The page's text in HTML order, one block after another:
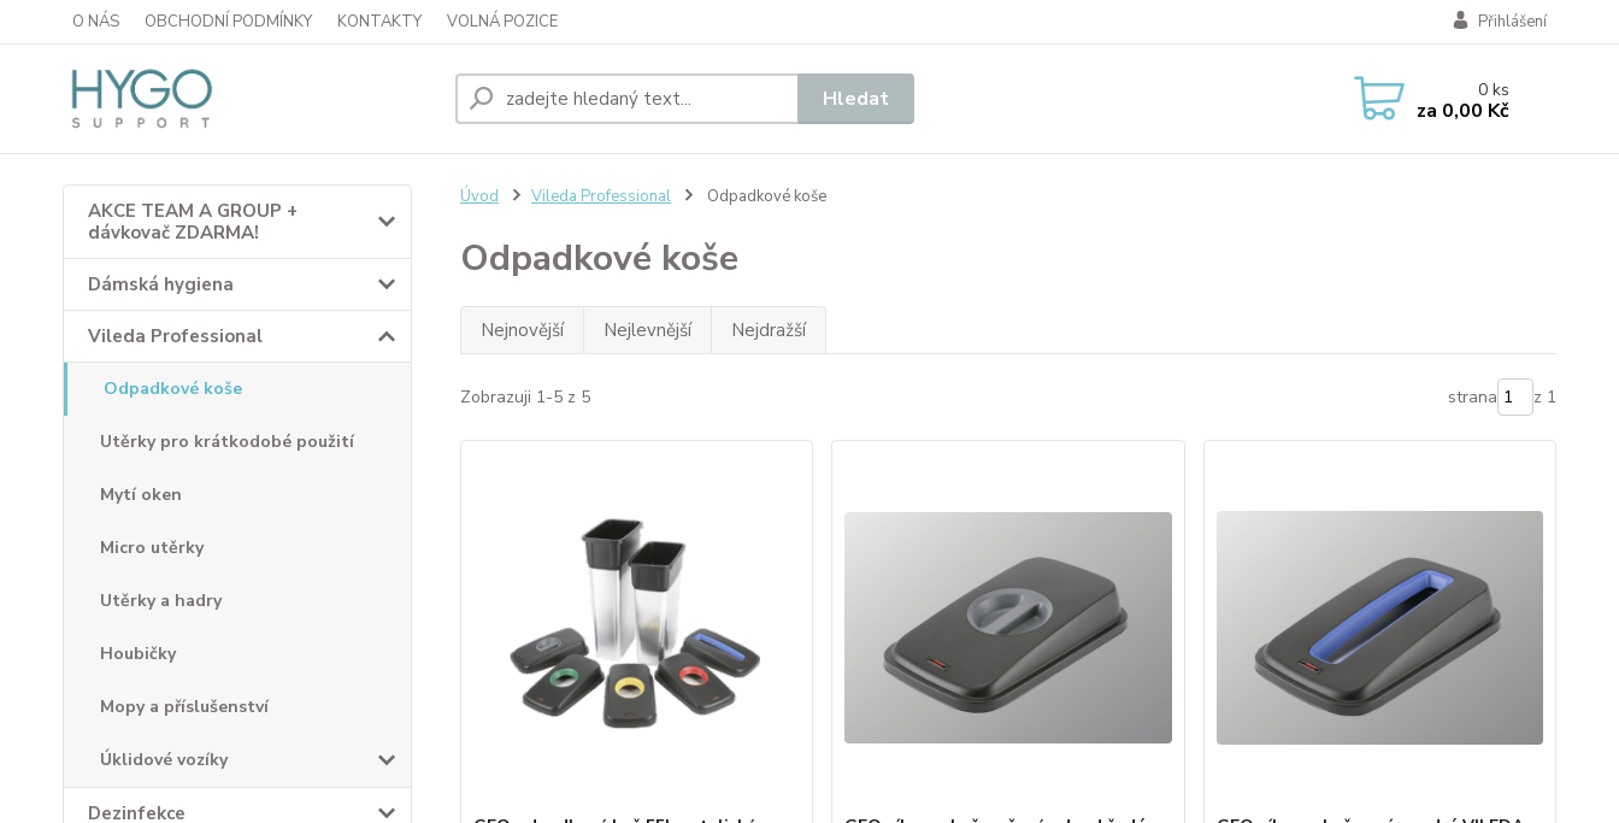
O NÁS OBCHODNÍ PODMÍNKY KONTAKTY VOLNÁ POZICE Přihlášení
Hledat 0ks
za 0,00 Kč
AKCE TEAM A GROUP +
dávkovač ZDARMA!
Dámská hygiena
Vileda Professional
Odpadkové koše
Utěrky pro krátkodobé použití
Mytí oken
Micro utěrky
Utěrky a hadry
Houbičky
Mopy a příslušenství
Úklidové vozíky
Dezinfekce
Úvod Vileda Professional Odpadkové koše
Odpadkové koše
Nejnovější Nejlevnější Nejdražší
Zobrazuji 1-5 z 5 strana z 1